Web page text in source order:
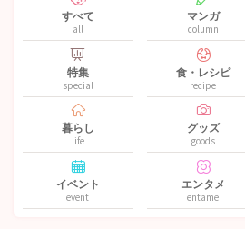
すべて
all
マンガ
column
特集
special
食・レシピ
recipe
暮らし
life
グッズ
goods
イベント
event
エンタメ
entame